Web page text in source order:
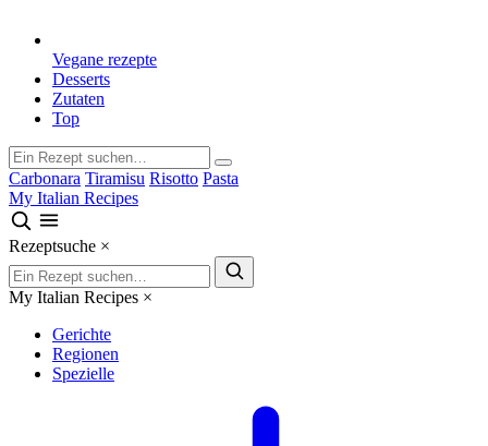
Vegane rezepte
Desserts
Zutaten
Top
Carbonara Tiramisu Risotto Pasta
My Italian Recipes
Rezeptsuche ×
My Italian Recipes ×
Gerichte
Regionen
Spezielle